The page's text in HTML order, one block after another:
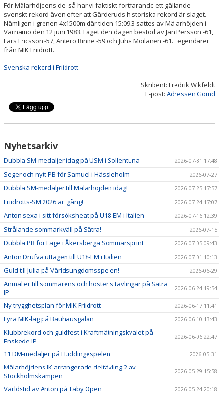
För Mälarhöjdens del så har vi faktiskt fortfarande ett gällande
svenskt rekord även efter att Gärderuds historiska rekord är slaget.
Nämligen i grenen 4x1500m där tiden 15:09.3 sattes av Mälarhöjden i
Värnamo den 12 juni 1983. Laget den dagen bestod av Jan Persson -61,
Lars Ericsson -57, Antero Rinne -59 och Juha Moilanen -61. Legendarer
från MIK Friidrott.
Svenska rekord i Friidrott
Skribent: Fredrik Wikfeldt
E-post: Adressen Gömd
Nyhetsarkiv
Dubbla SM-medaljer idag på USM i Sollentuna 2026-07-31 17:48
Seger och nytt PB för Samuel i Hässleholm 2026-07-27
Dubbla SM-medaljer till Mälarhöjden idag! 2026-07-25 17:57
Friidrotts-SM 2026 är igång! 2026-07-24 17:07
Anton sexa i sitt försöksheat på U18-EM i Italien 2026-07-16 12:39
Strålande sommarkväll på Sätra! 2026-07-15
Dubbla PB för Lage i Åkersberga Sommarsprint 2026-07-05 09:43
Anton Drufva uttagen till U18-EM i Italien 2026-07-01 10:13
Guld till Julia på Världsungdomsspelen! 2026-06-29
Anmäl er till sommarens och höstens tävlingar på Sätra
IP
2026-06-24 19:54
Ny trygghetsplan för MIK Friidrott 2026-06-17 11:41
Fyra MIK-lag på Bauhausgalan 2026-06-10 13:43
Klubbrekord och guldfest i Kraftmätningskvalet på
Enskede IP
2026-06-06 22:47
11 DM-medaljer på Huddingespelen 2026-05-31
Mälarhöjdens IK arrangerade deltävling 2 av
Stockholmskampen
2026-05-29 15:58
Världstid av Anton på Täby Open 2026-05-24 20:18